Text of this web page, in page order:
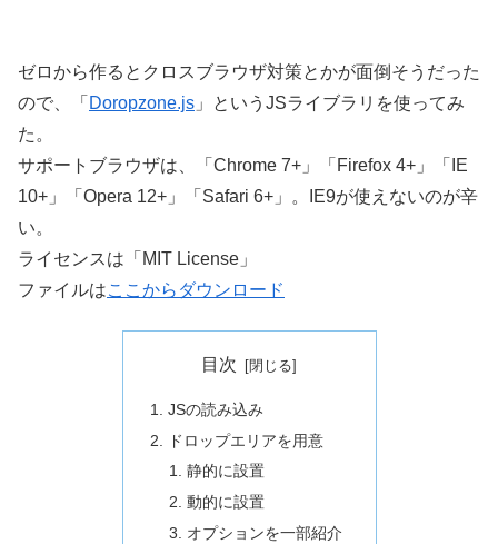
ゼロから作るとクロスブラウザ対策とかが面倒そうだった
ので、「 Doropzone.js 」というJSライブラリを使ってみ
た。
サポートブラウザは、「Chrome 7+」「Firefox 4+」「IE
10+」「Opera 12+」「Safari 6+」。IE9が使えないのが辛
い。
ライセンスは「MIT License」
ファイルはここからダウンロード
目次
JSの読み込み
ドロップエリアを用意
静的に設置
動的に設置
オプションを一部紹介